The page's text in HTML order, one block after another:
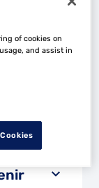
- 18:00
Fermé
of cookies on
and assist in